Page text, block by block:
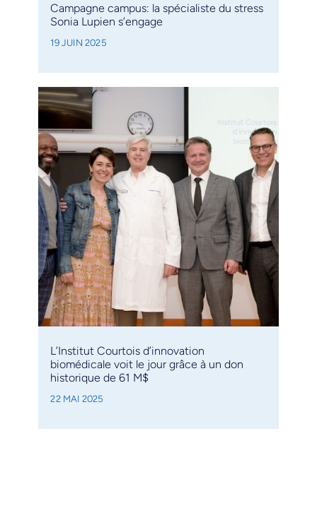
Campagne campus: la spécialiste du stress
Sonia Lupien s’engage
19 JUIN 2025
L’Institut Courtois d’innovation
biomédicale voit le jour grâce à un don
historique de 61 M$
22 MAI 2025